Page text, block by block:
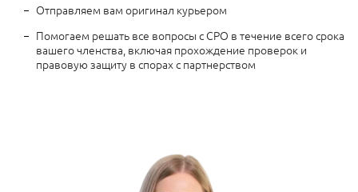
Отправляем вам оригинал курьером
Помогаем решать все вопросы с СРО в течение всего срока
вашего членства, включая прохождение проверок и
правовую защиту в спорах с партнерством